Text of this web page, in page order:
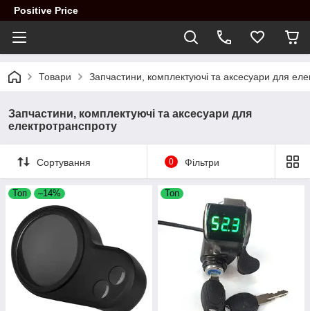
Positive Price
Товари Запчастини, комплектуючі та аксесуари для
Запчастини, комплектуючі та аксесуари для
електротранспроту
Сортування 0 Фільтри
Топ –14% Топ